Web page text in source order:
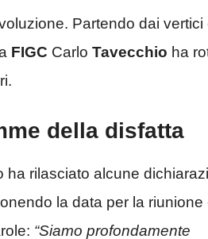
Partendo dai vertici
FIGC Carlo Tavecchio ha
della disfatta
ha rilasciato alcune
la data per la riunione
“Siamo profondamente